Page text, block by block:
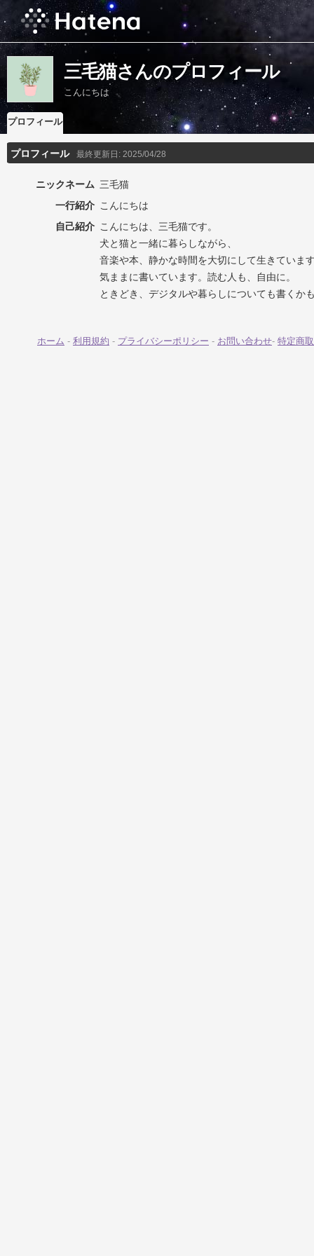
三毛猫さんのプロフィール
こんにちは
プロフィール
プロフィール 最終更新日: 2025/04/28
ニックネーム 三毛猫
一行紹介 こんにちは
自己紹介 こんにちは、三毛猫です。
犬と猫と一緒に暮らしながら、
音楽や本、静かな時間を大切にして生きていま
気ままに書いています。読む人も、自由に。
ときどき、デジタルや暮らしについても書くか
ホーム - 利用規約 - プライバシーポリシー - お問い合わせ- 特定商